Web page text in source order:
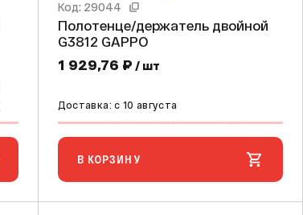
Код: 29044
Полотенце/держатель двойной
G3812 GAPPO
1 929,76 ₽ / шт
Доставка: c 10 августа
В КОРЗИНУ